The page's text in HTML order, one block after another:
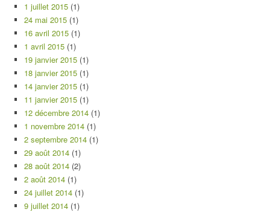
1 juillet 2015 (1)
24 mai 2015 (1)
16 avril 2015 (1)
1 avril 2015 (1)
19 janvier 2015 (1)
18 janvier 2015 (1)
14 janvier 2015 (1)
11 janvier 2015 (1)
12 décembre 2014 (1)
1 novembre 2014 (1)
2 septembre 2014 (1)
29 août 2014 (1)
28 août 2014 (2)
2 août 2014 (1)
24 juillet 2014 (1)
9 juillet 2014 (1)